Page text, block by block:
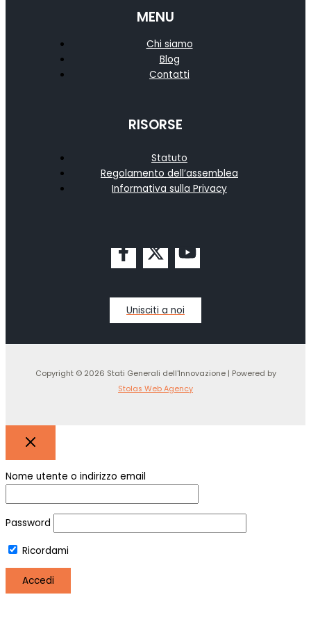
MENU
Chi siamo
Blog
Contatti
RISORSE
Statuto
Regolamento dell’assemblea
Informativa sulla Privacy
Unisciti a noi
Copyright © 2026 Stati Generali dell'Innovazione | Powered by
Stolas Web Agency
Nome utente o indirizzo email
Password
Ricordami